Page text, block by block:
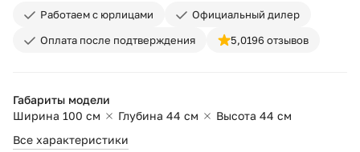
Работаем с юрлицами
Официальный дилер
Оплата после подтверждения
5,0196 отзывов
Габариты модели
Ширина 100 см
Глубина 44 см
Высота 44 см
Все характеристики